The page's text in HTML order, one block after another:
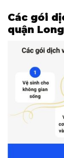
Các gói
quận